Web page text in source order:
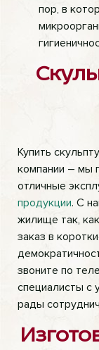
пор, в
Купить
компании – мы
отличные
продукции. С
жилище так,
заказ в
звоните по
специалисты с
рады